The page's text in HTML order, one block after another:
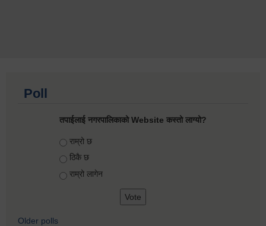
Poll
तपाईलाई नगरपालिकाको Website कस्तो लाग्यो?
Choices
राम्रो छ
ठिकै छ
राम्रो लागेन
Older polls